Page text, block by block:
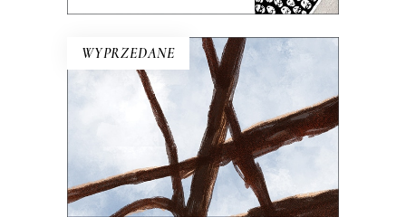
WYPRZEDANE
NA KAŻDYM ROGU TA SAMA
TRUSKAWKA